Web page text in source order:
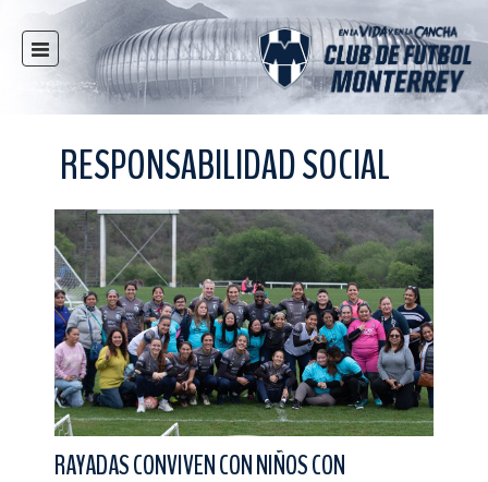
INICIO
NOTICIAS
RAYADOS
RAYADAS
FUERZAS BÁSICAS
RESPONSABILIDAD SOCIAL
TAQUILLA
TIENDA
ESTADIO
RESPONSABILIDAD SOCIAL
RAYADAS CONVIVEN CON NIÑOS CON